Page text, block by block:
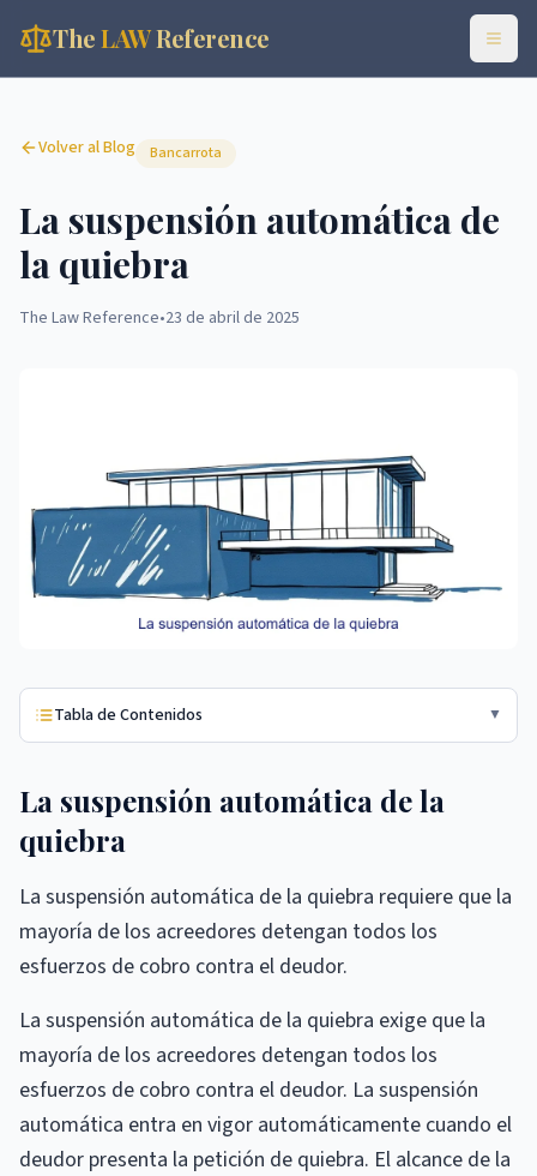
TheLAWReference
Volver al Blog Bancarrota
La suspensión automática de
la quiebra
The Law Reference•23 de abril de 2025
Tabla de Contenidos ▼
La suspensión automática de la
quiebra
La suspensión automática de la quiebra requiere que la
mayoría de los acreedores detengan todos los
esfuerzos de cobro contra el deudor.
La suspensión automática de la quiebra exige que la
mayoría de los acreedores detengan todos los
esfuerzos de cobro contra el deudor. La suspensión
automática entra en vigor automáticamente cuando el
deudor presenta la petición de quiebra. El alcance de la